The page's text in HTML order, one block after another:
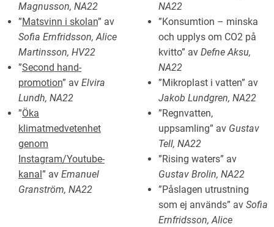
Magnusson, NA22
”Matsvinn i skolan” av
Sofia Ernfridsson, Alice
Martinsson, HV22
”Second hand-
promotion” av Elvira
Lundh, NA22
”Öka
klimatmedvetenhet
genom
Instagram/Youtube-
kanal ” av Emanuel
Granström, NA22
NA22
”Konsumtion – minska
och upplys om CO2 på
kvitto” av Defne Aksu,
NA22
”Mikroplast i vatten” av
Jakob Lundgren, NA22
”Regnvatten,
uppsamling” av Gustav
Tell, NA22
”Rising waters” av
Gustav Brolin, NA22
”Påslagen utrustning
som ej används” av Sofia
Ernfridsson, Alice